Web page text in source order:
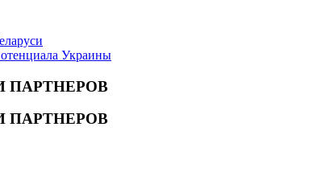
Украины
ПАРТНЕРОВ
ПАРТНЕРОВ